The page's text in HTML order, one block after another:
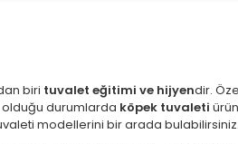
biri tuvalet eğitimi ve hijyendir.
olduğu durumlarda köpek tuvaleti
modellerini bir arada bulabilirsiniz.